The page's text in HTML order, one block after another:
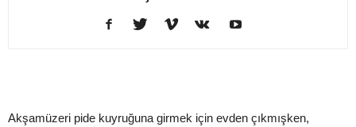
Akşamüzeri pide kuyruğuna girmek için evden çıkmışken,